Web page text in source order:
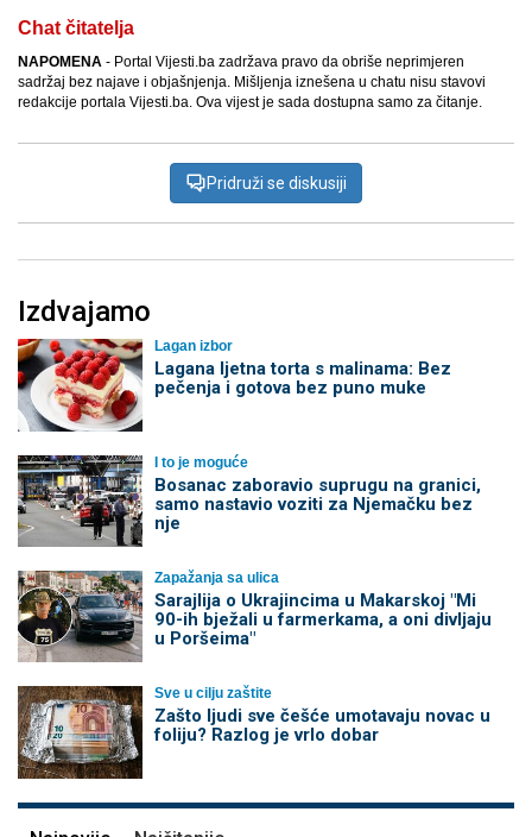
Chat čitatelja
NAPOMENA - Portal Vijesti.ba zadržava pravo da obriše neprimjeren
sadržaj bez najave i objašnjenja. Mišljenja iznešena u chatu nisu stavovi
redakcije portala Vijesti.ba. Ova vijest je sada dostupna samo za čitanje.
Pridruži se diskusiji
Izdvajamo
Lagan izbor
Lagana ljetna torta s malinama: Bez
pečenja i gotova bez puno muke
I to je moguće
Bosanac zaboravio suprugu na granici,
samo nastavio voziti za Njemačku bez
nje
Zapažanja sa ulica
Sarajlija o Ukrajincima u Makarskoj "Mi
90-ih bježali u farmerkama, a oni divljaju
u Poršeima"
Sve u cilju zaštite
Zašto ljudi sve češće umotavaju novac u
foliju? Razlog je vrlo dobar